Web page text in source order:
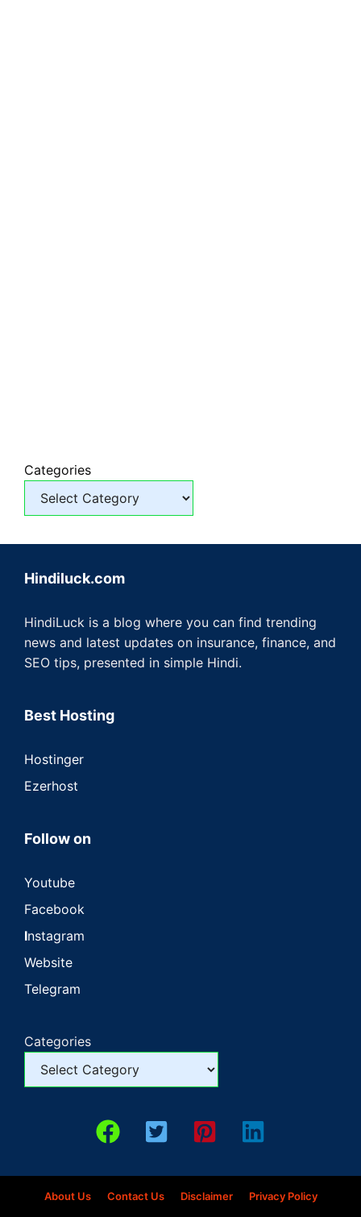
Categories
Hindiluck.com
HindiLuck is a blog where you can find trending
news and latest updates on insurance, finance, and
SEO tips, presented in simple Hindi.
Best Hosting
Hostinger
Ezerhost
Follow on
Youtube
Facebook
Instagram
Website
Telegram
Categories
About Us Contact Us Disclaimer Privacy Policy